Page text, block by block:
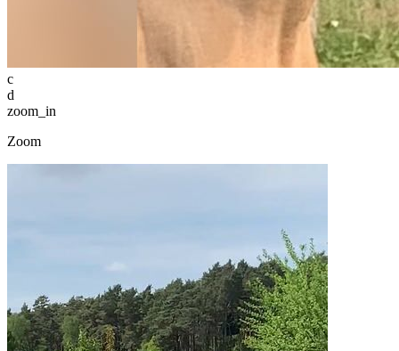
c
d
zoom_in
Zoom